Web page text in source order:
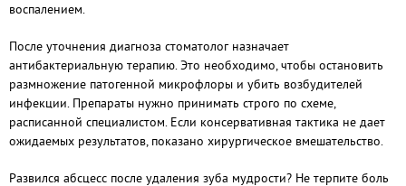
воспалением.
После уточнения диагноза стоматолог назначает
антибактериальную терапию. Это необходимо, чтобы остановить
размножение патогенной микрофлоры и убить возбудителей
инфекции. Препараты нужно принимать строго по схеме,
расписанной специалистом. Если консервативная тактика не дает
ожидаемых результатов, показано хирургическое вмешательство.
Развился абсцесс после удаления зуба мудрости? Не терпите боль